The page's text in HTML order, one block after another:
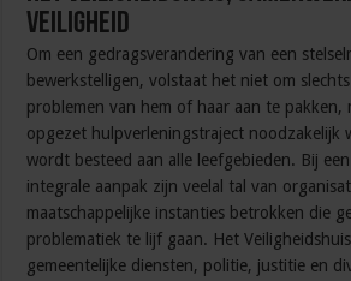
veiligheid
Om een gedragsverandering van een
bewerkstelligen, volstaat het niet om
problemen van hem of haar aan te pakken,
opgezet hulpverleningstraject noodzakelijk
wordt besteed aan alle leefgebieden. Bij
integrale aanpak zijn veelal tal van
maatschappelijke instanties betrokken die
problematiek te lijf gaan. Het
gemeentelijke diensten, politie, justitie en